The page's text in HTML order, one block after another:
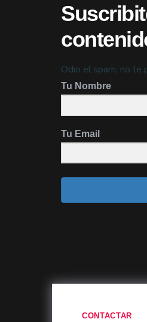
Odio el spam, no te
Tu Nombre
Tu Email
CONTACTAR